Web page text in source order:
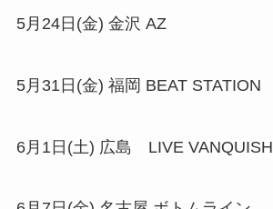
5月24日(金) 金沢 AZ
5月31日(金) 福岡 BEAT STATION
6月1日(土) 広島 LIVE VANQUISH